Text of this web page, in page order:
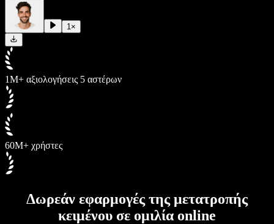
1 ×
1M+ αξιολογήσεις 5 αστέρων
60M+ χρήστες
Δωρεάν εφαρμογές της μετατροπής
κειμένου σε ομιλία online